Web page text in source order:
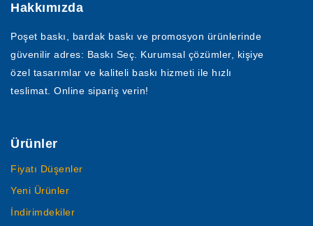
Hakkımızda
Poşet baskı, bardak baskı ve promosyon ürünlerinde
güvenilir adres: Baskı Seç. Kurumsal çözümler, kişiye
özel tasarımlar ve kaliteli baskı hizmeti ile hızlı
teslimat. Online sipariş verin!
Ürünler
Fiyatı Düşenler
Yeni Ürünler
İndirimdekiler